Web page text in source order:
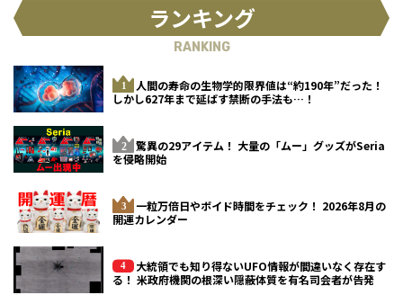
ランキング
RANKING
人間の寿命の生物学的限界値は“約190年”だった！
しかし627年まで延ばす禁断の手法も…！
驚異の29アイテム！ 大量の「ムー」グッズがSeria
を侵略開始
一粒万倍日やボイド時間をチェック！ 2026年8月の
開運カレンダー
大統領でも知り得ないUFO情報が間違いなく存在す
る！ 米政府機関の根深い隠蔽体質を有名司会者が告発